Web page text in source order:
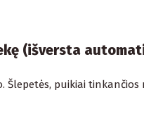
(išversta
Šlepetės, puikiai